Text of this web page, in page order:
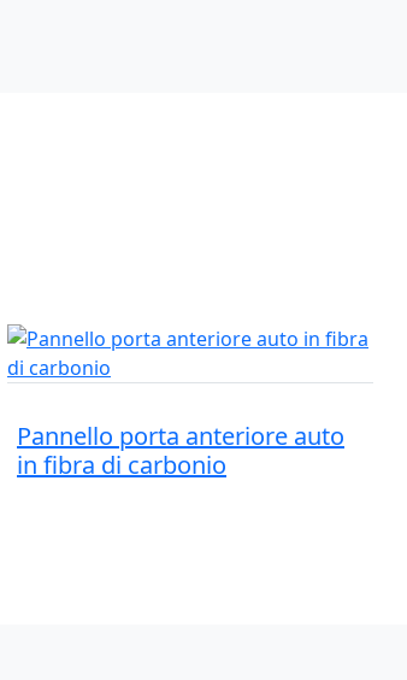
Pannello porta anteriore auto
in fibra di carbonio